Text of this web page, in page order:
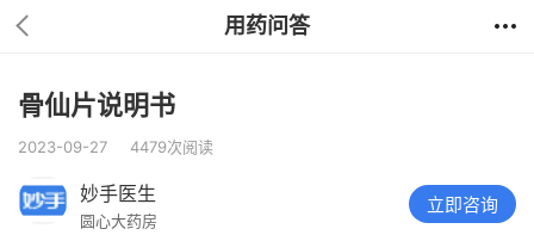
用药问答
骨仙片说明书
2023-09-27 4479次阅读
妙手医生
圆心大药房
立即咨询